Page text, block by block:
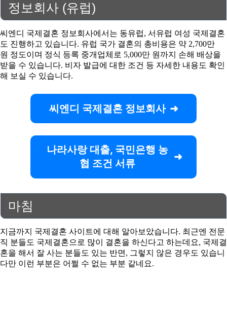
정보회사 (유럽)
씨엔디 국제결혼 정보회사에서는 동유럽, 서유럽 여성 국제결혼
도 진행하고 있습니다. 유럽 국가 결혼의 총비용은 약 2,700만
원 정도이며 정식 등록 중개업체로 5,000만 원까지 손해 배상을
받을 수 있습니다. 비자 발급에 대한 조건 등 자세한 내용도 확인
해 보실 수 있습니다.
씨엔디 국제결혼 정보회사
나라사랑 대출, 국민은행 농
협 조건 서류
마침
지금까지 국제결혼 사이트에 대해 알아보았습니다. 최근엔 전문
직 분들도 국제결혼으로 많이 결혼을 하신다고 하는데요, 국제결
혼을 해서 잘 사는 분들도 있는 반면, 그렇지 않은 경우도 있습니
다만 이런 부분은 어쩔 수 없는 부분 같네요.